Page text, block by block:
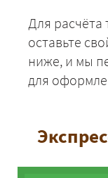
Для расчёта
оставьте
ниже, и мы
для